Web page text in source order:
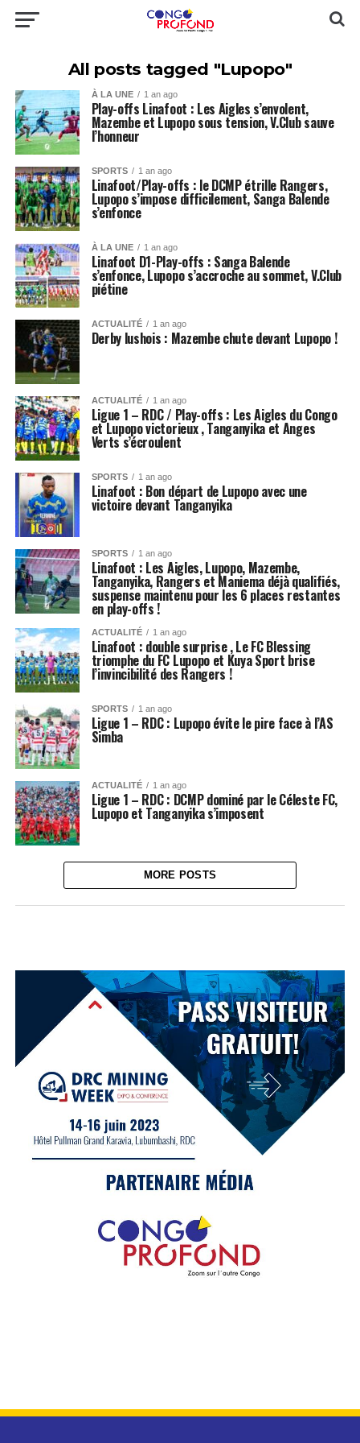
All posts tagged "Lupopo"
À LA UNE 1 an ago
Play-offs Linafoot : Les Aigles s’envolent,
Mazembe et Lupopo sous tension, V.Club sauve
l’honneur
SPORTS 1 an ago
Linafoot/Play-offs : le DCMP étrille Rangers,
Lupopo s’impose difficilement, Sanga Balende
s’enfonce
À LA UNE 1 an ago
Linafoot D1-Play-offs : Sanga Balende
s’enfonce, Lupopo s’accroche au sommet, V.Club
piétine
ACTUALITÉ 1 an ago
Derby lushois : Mazembe chute devant Lupopo !
ACTUALITÉ 1 an ago
Ligue 1 – RDC / Play-offs : Les Aigles du Congo
et Lupopo victorieux , Tanganyika et Anges
Verts s’écroulent
SPORTS 1 an ago
Linafoot : Bon départ de Lupopo avec une
victoire devant Tanganyika
SPORTS 1 an ago
Linafoot : Les Aigles, Lupopo, Mazembe,
Tanganyika, Rangers et Maniema déjà qualifiés,
suspense maintenu pour les 6 places restantes
en play-offs !
ACTUALITÉ 1 an ago
Linafoot : double surprise , Le FC Blessing
triomphe du FC Lupopo et Kuya Sport brise
l’invincibilité des Rangers !
SPORTS 1 an ago
Ligue 1 – RDC : Lupopo évite le pire face à l’AS
Simba
ACTUALITÉ 1 an ago
Ligue 1 – RDC : DCMP dominé par le Céleste FC,
Lupopo et Tanganyika s’imposent
MORE POSTS